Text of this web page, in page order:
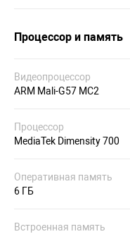
Процессор и память
Видеопроцессор
ARM Mali-G57 MC2
Процессор
MediaTek Dimensity 700
Оперативная память
6 ГБ
Встроенная память